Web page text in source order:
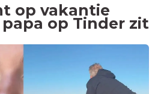
op vakantie
op Tinder zit